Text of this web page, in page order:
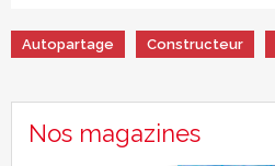
Autopartage Constructeur
Nos magazines